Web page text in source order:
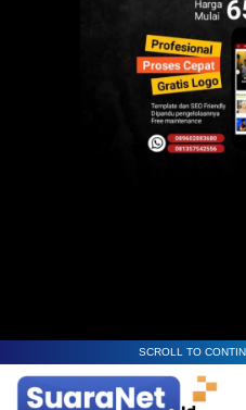
SCROLL TO